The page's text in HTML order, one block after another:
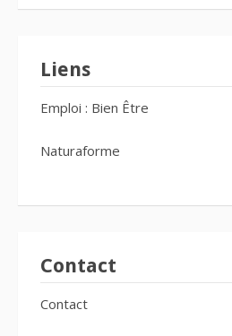
Liens
Emploi : Bien Être
Naturaforme
Contact
Contact